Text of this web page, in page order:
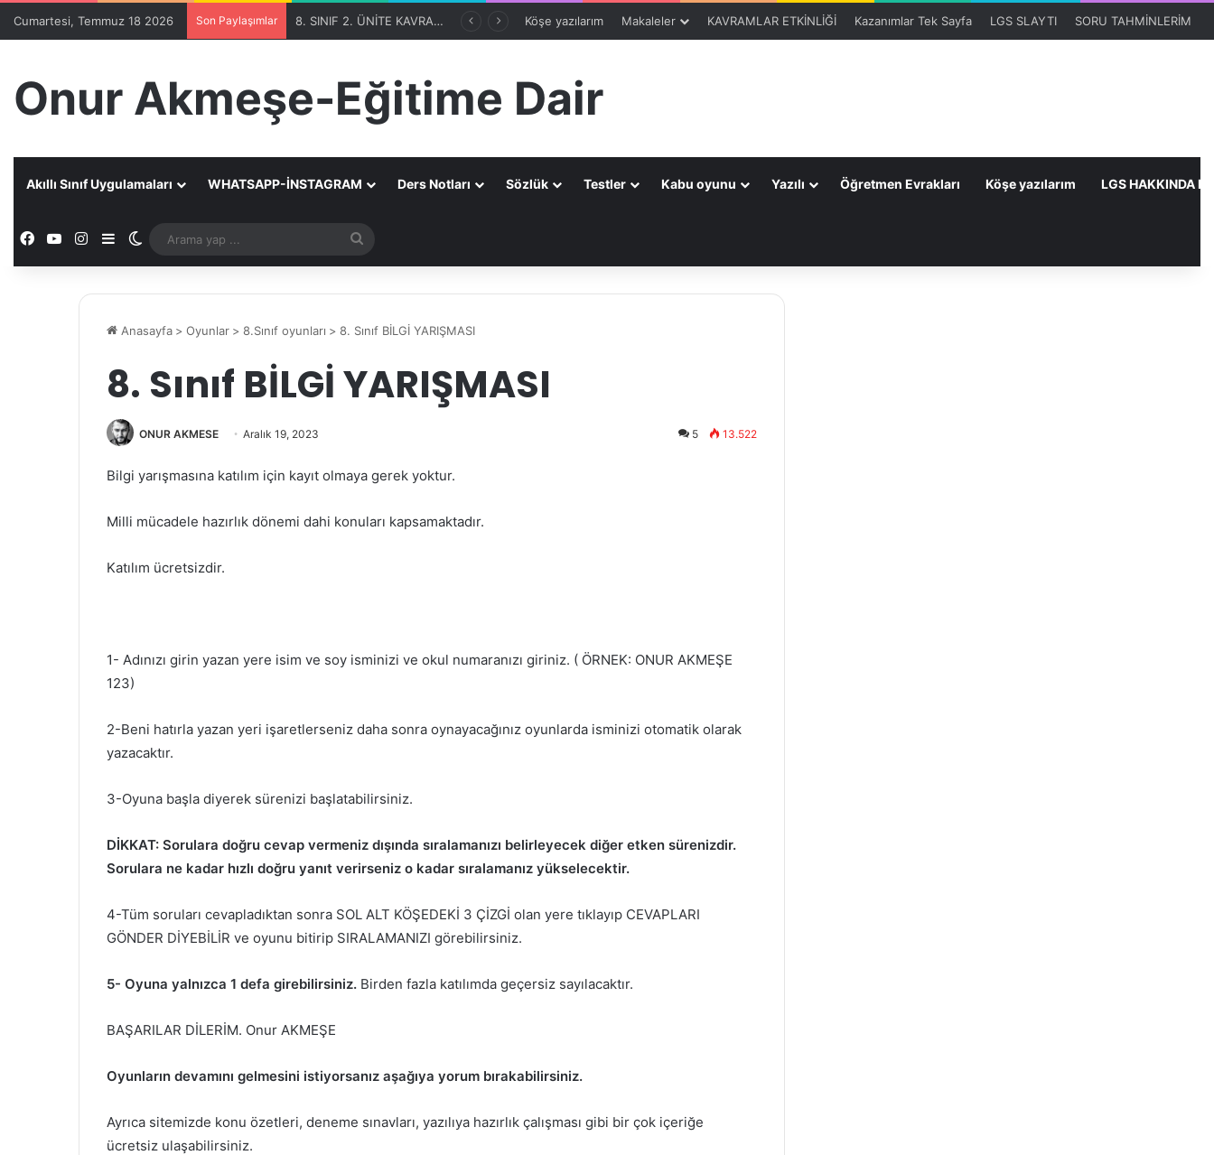
Cumartesi, Temmuz 18 2026 Son Paylaşımlar 8. SINIF 2. ÜNİTE KAVRAMLARI-OTOMATİK SEÇME PROGRAMIBölüm 1 Köşe yazılarım Makaleler KAVRAMLAR ETKİNLİĞİ Kazanımlar Tek Sayfa LGS SLAYTI SORU TAHMİNLERİM
Onur Akmeşe-Eğitime Dair
Akıllı Sınıf Uygulamaları WHATSAPP-İNSTAGRAM Ders Notları Sözlük Testler Kabu oyunu Yazılı Öğretmen Evrakları Köşe yazılarım LGS HAKKINDA
FacebookYouTubeInstagramKenar Bölmesi
Dış görünümü değiştir
yap
Anasayfa > Oyunlar > 8.Sınıf oyunları > 8. Sınıf BİLGİ YARIŞMASI
8. Sınıf BİLGİ YARIŞMASI
ONUR AKMESE Aralık 19, 2023 5 13.522
Bilgi yarışmasına katılım için kayıt olmaya gerek yoktur.
Milli mücadele hazırlık dönemi dahi konuları kapsamaktadır.
Katılım ücretsizdir.
1- Adınızı girin yazan yere isim ve soy isminizi ve okul numaranızı giriniz. ( ÖRNEK: ONUR AKMEŞE
123)
2-Beni hatırla yazan yeri işaretlerseniz daha sonra oynayacağınız oyunlarda isminizi otomatik olarak
yazacaktır.
3-Oyuna başla diyerek sürenizi başlatabilirsiniz.
DİKKAT: Sorulara doğru cevap vermeniz dışında sıralamanızı belirleyecek diğer etken sürenizdir.
Sorulara ne kadar hızlı doğru yanıt verirseniz o kadar sıralamanız yükselecektir.
4-Tüm soruları cevapladıktan sonra SOL ALT KÖŞEDEKİ 3 ÇİZGİ olan yere tıklayıp CEVAPLARI
GÖNDER DİYEBİLİR ve oyunu bitirip SIRALAMANIZI görebilirsiniz.
5- Oyuna yalnızca 1 defa girebilirsiniz. Birden fazla katılımda geçersiz sayılacaktır.
BAŞARILAR DİLERİM. Onur AKMEŞE
Oyunların devamını gelmesini istiyorsanız aşağıya yorum bırakabilirsiniz.
Ayrıca sitemizde konu özetleri, deneme sınavları, yazılıya hazırlık çalışması gibi bir çok içeriğe
ücretsiz ulaşabilirsiniz.